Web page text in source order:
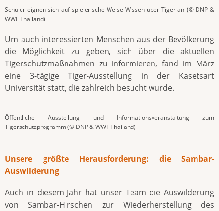
Schüler eignen sich auf spielerische Weise Wissen über Tiger an (© DNP &
WWF Thailand)
Um auch interessierten Menschen aus der Bevölkerung
die Möglichkeit zu geben, sich über die aktuellen
Tigerschutzmaßnahmen zu informieren, fand im März
eine 3-tägige Tiger-Ausstellung in der Kasetsart
Universität statt, die zahlreich besucht wurde.
Öffentliche Ausstellung und Informationsveranstaltung zum
Tigerschutzprogramm (© DNP & WWF Thailand)
Unsere größte Herausforderung: die Sambar-
Auswilderung
Auch in diesem Jahr hat unser Team die Auswilderung
von Sambar-Hirschen zur Wiederherstellung des